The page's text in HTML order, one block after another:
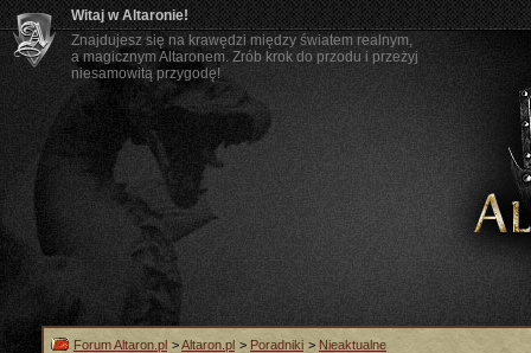
Witaj w Altaronie!
Znajdujesz się na krawędzi między światem realnym,
a magicznym Altaronem. Zrób krok do przodu i przeżyj
niesamowitą przygodę!
Forum Altaron.pl >Altaron.pl > Poradniki > Nieaktualne